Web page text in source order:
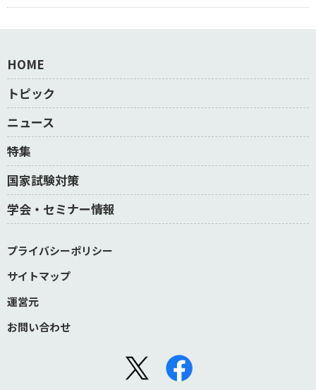
HOME
トピック
ニュース
特集
国家試験対策
学会・セミナー情報
プライバシーポリシー
サイトマップ
運営元
お問い合わせ